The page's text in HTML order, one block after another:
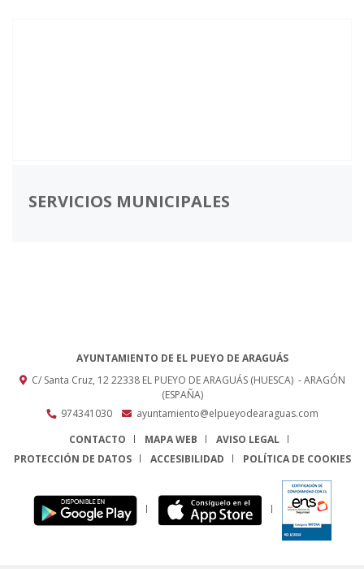
SERVICIOS MUNICIPALES
AYUNTAMIENTO DE EL PUEYO DE ARAGUÁS
C/ Santa Cruz, 1222338 EL PUEYO DE ARAGUÁS (HUESCA) - ARAGÓN
(ESPAÑA)
974341030
ayuntamiento@elpueyodearaguas.com
CONTACTO
MAPA WEB
AVISO LEGAL
PROTECCIÓN DE DATOS
ACCESIBILIDAD POLÍTICA DE COOKIES